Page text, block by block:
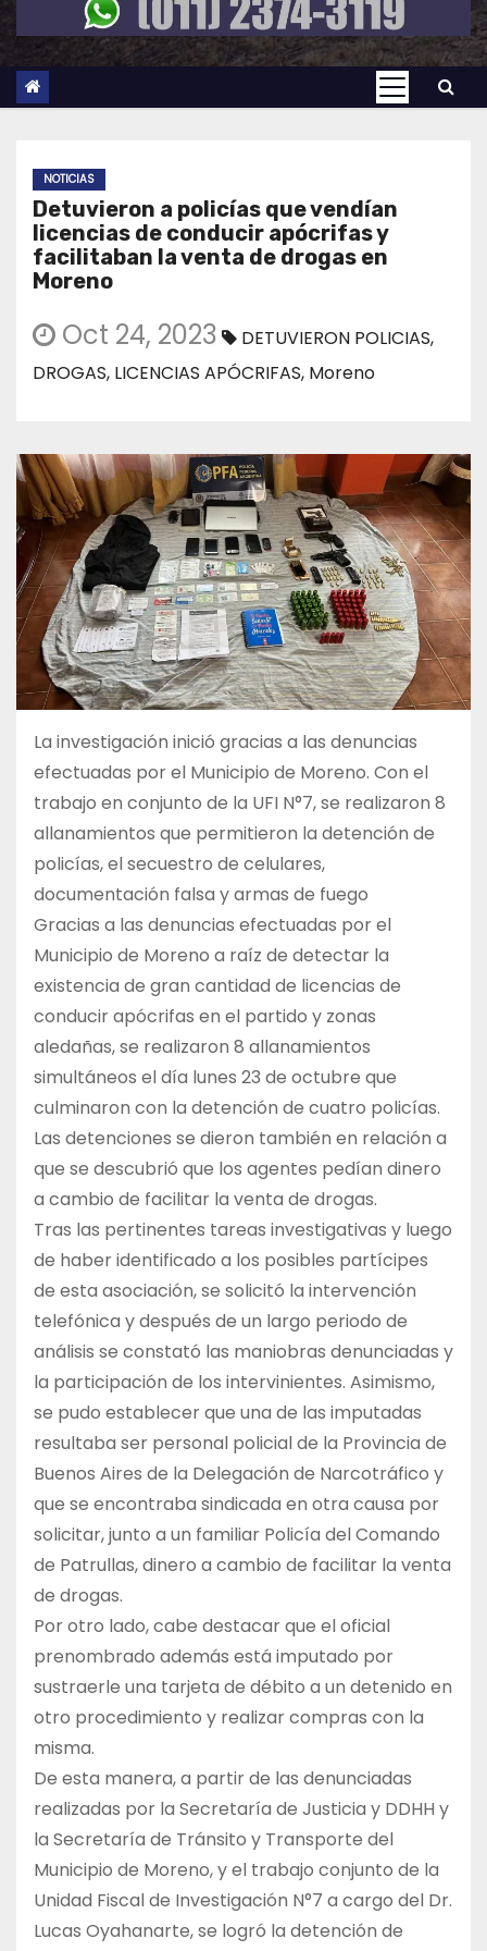
NOTICIAS
Detuvieron a policías que vendían
licencias de conducir apócrifas y
facilitaban la venta de drogas en
Moreno
Oct 24, 2023 DETUVIERON POLICIAS,
DROGAS, LICENCIAS APÓCRIFAS, Moreno
La investigación inició gracias a las denuncias
efectuadas por el Municipio de Moreno. Con el
trabajo en conjunto de la UFI N°7, se realizaron 8
allanamientos que permitieron la detención de
policías, el secuestro de celulares,
documentación falsa y armas de fuego
Gracias a las denuncias efectuadas por el
Municipio de Moreno a raíz de detectar la
existencia de gran cantidad de licencias de
conducir apócrifas en el partido y zonas
aledañas, se realizaron 8 allanamientos
simultáneos el día lunes 23 de octubre que
culminaron con la detención de cuatro policías.
Las detenciones se dieron también en relación a
que se descubrió que los agentes pedían dinero
a cambio de facilitar la venta de drogas.
Tras las pertinentes tareas investigativas y luego
de haber identificado a los posibles partícipes
de esta asociación, se solicitó la intervención
telefónica y después de un largo periodo de
análisis se constató las maniobras denunciadas y
la participación de los intervinientes. Asimismo,
se pudo establecer que una de las imputadas
resultaba ser personal policial de la Provincia de
Buenos Aires de la Delegación de Narcotráfico y
que se encontraba sindicada en otra causa por
solicitar, junto a un familiar Policía del Comando
de Patrullas, dinero a cambio de facilitar la venta
de drogas.
Por otro lado, cabe destacar que el oficial
prenombrado además está imputado por
sustraerle una tarjeta de débito a un detenido en
otro procedimiento y realizar compras con la
misma.
De esta manera, a partir de las denunciadas
realizadas por la Secretaría de Justicia y DDHH y
la Secretaría de Tránsito y Transporte del
Municipio de Moreno, y el trabajo conjunto de la
Unidad Fiscal de Investigación N°7 a cargo del Dr.
Lucas Oyahanarte, se logró la detención de